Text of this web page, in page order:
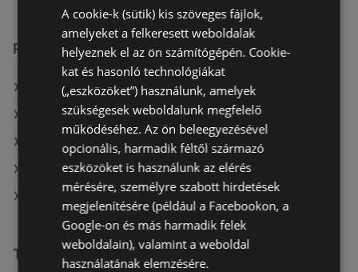
Penny-Market Kft. üzletek itt:
Penny-Market Kft. itt: Csongrádi
Penny-Market Kft. itt: Szentlőrinci
Penny-Market Kft. itt: Hajdúhadházi
Penny-Market Kft. itt: Törökszentmiklósi
Penny-Market Kft. itt: Füzesabonyi
További linkek
A cookie-k (sütik) kis szöveges fájlok,
amelyeket a felkeresett weboldalak
helyeznek el az ön számítógépén. Cookie-
kat és hasonló technológiákat
(„eszközöket”) használunk, amelyek
szükségesek weboldalunk megfelelő
működéséhez. Az ön beleegyezésével
opcionális, harmadik féltől származó
eszközöket is használunk az elérés
mérésére, személyre szabott hirdetések
megjelenítésére (például a Facebookon, a
Google-on és más harmadik felek
weboldalain), valamint a weboldal
használatának elemzésére.